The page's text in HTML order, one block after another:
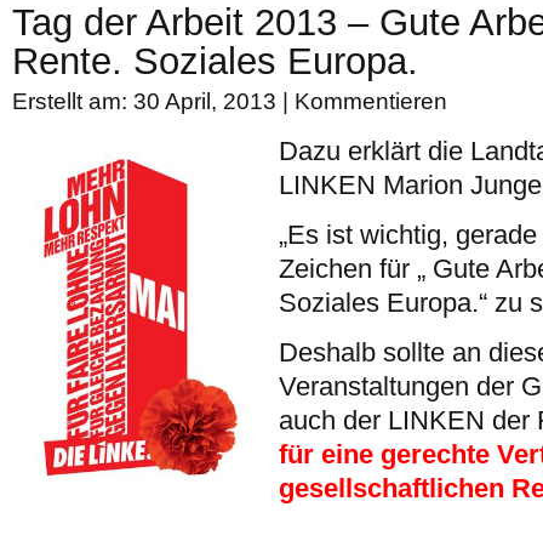
Tag der Arbeit 2013 – Gute
Rente. Soziales Europa.
Erstellt am: 30 April, 2013 | Kommentieren
Dazu erklärt die
LINKEN Marion
„Es ist wichtig,
Zeichen für „ Gute
Soziales Europa.“ zu
Deshalb sollte an
Veranstaltungen der
auch der LINKEN der
für eine gerechte
gesellschaftlichen